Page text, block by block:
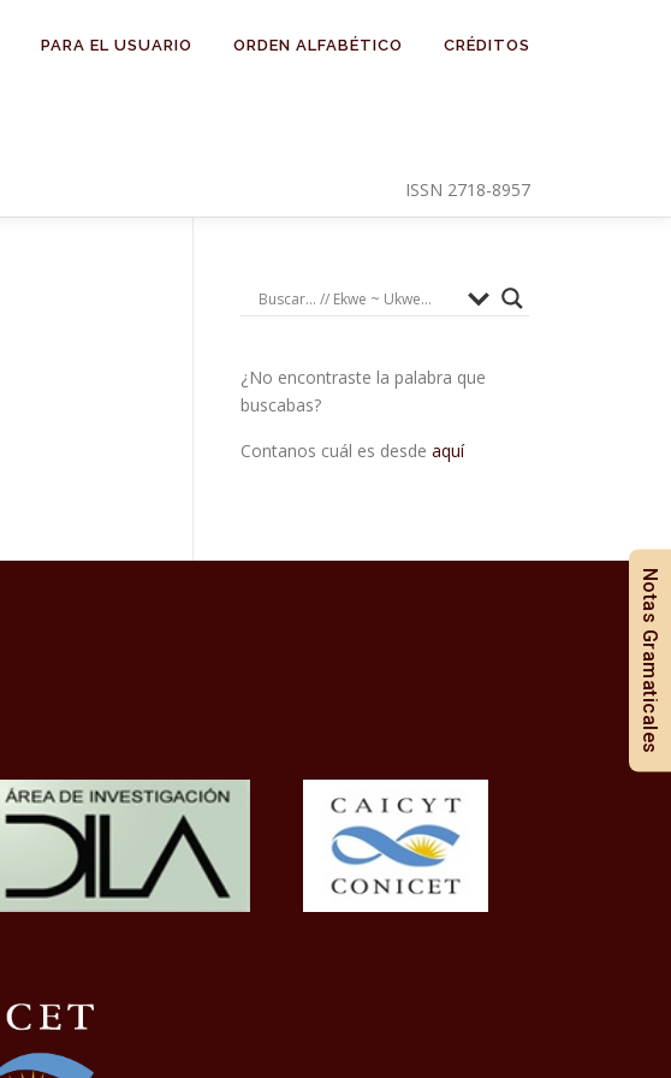
PARA EL USUARIO ORDEN ALFABÉTICO CRÉDITOS
ISSN 2718-8957
¿No encontraste la palabra que
buscabas?
Contanos cuál es desde aquí
Notas Gramaticales